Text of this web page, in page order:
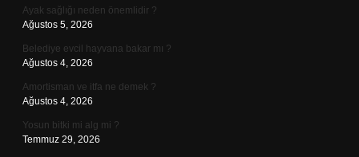
Ayak sağlığı neden önemlidir ?
Ağustos 5, 2026
Belediye evcil hayvana bakar mı ?
Ağustos 4, 2026
Amortisman ve itfa ne demek ?
Ağustos 4, 2026
Yosun bitki mi alg mi ?
Temmuz 29, 2026